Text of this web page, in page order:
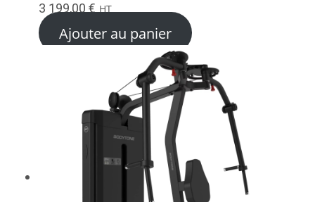
3 199,00 € HT
Ajouter au panier